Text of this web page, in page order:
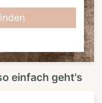
einfach geht's